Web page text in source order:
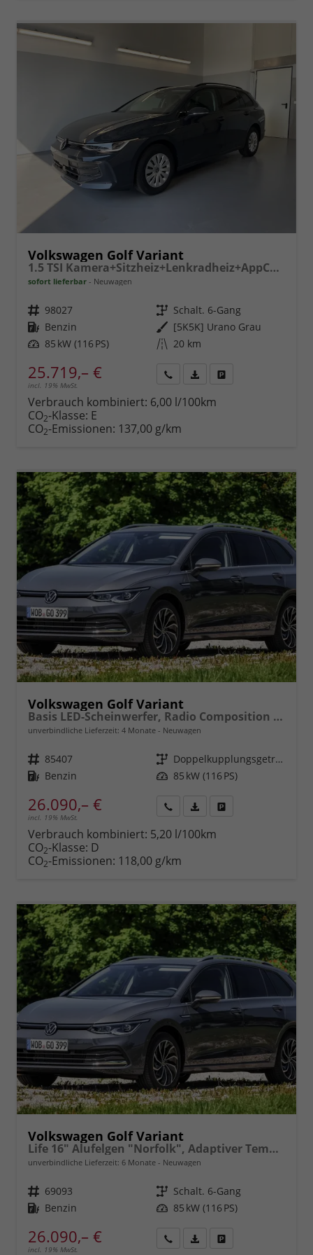
Volkswagen Golf Variant
1.5 TSI Kamera+Sitzheiz+Lenkradheiz+AppConnect+SideAssist+Climatronic
sofort lieferbar Neuwagen
Fahrzeugnr. 98027 Getriebe Schalt. 6-Gang
Kraftstoff Benzin Außenfarbe [5K5K] Urano Grau
Leistung 85 kW (116 PS) Kilometerstand 20 km
25.719,– €
incl. 19% MwSt.
anfordern
Datei,
Verbrauch kombiniert: 6,00 l/100km
CO2-Klasse: E
CO2-Emissionen: 137,00 g/km
Volkswagen Golf Variant
Basis LED-Scheinwerfer, Radio Composition 10,3" + Wireless App-Connect, Parksensoren vorne und hinten, Climatronic, M-Lederlenkrad, Digitales Cockpit, Reserverad, Dachreling uvm.
unverbindliche Lieferzeit: 4 Monate Neuwagen
Fahrzeugnr. 85407 Getriebe
Doppelkupplungsgetriebe (DSG)
Kraftstoff Benzin Leistung 85 kW (116 PS)
26.090,– €
incl. 19% MwSt.
anfordern
Datei,
Verbrauch kombiniert: 5,20 l/100km
CO2-Klasse: D
CO2-Emissionen: 118,00 g/km
Volkswagen Golf Variant
Life 16" Alufelgen "Norfolk", Adaptiver Tempomat ACC, Sicht-Paket, Digital Cockpit Pro, LED-Scheinwerfer, Radio Composition 10,3" + Wireless App-Connect, Parksensoren vorn und hinten, Climatronic, M-Lederlenkrad, Reserverad, Dachreling uvm.
unverbindliche Lieferzeit: 6 Monate Neuwagen
Fahrzeugnr. 69093 Getriebe Schalt. 6-Gang
Kraftstoff Benzin Leistung 85 kW (116 PS)
26.090,– €
incl. 19% MwSt.